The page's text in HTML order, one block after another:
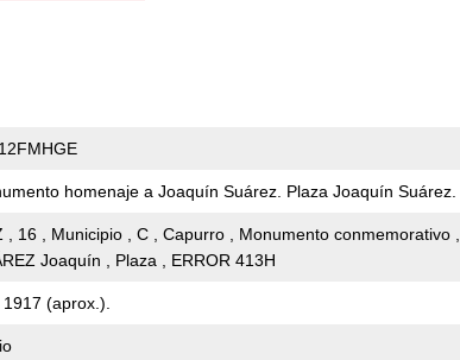
homenaje a Joaquín Suárez. Plaza Joaquín Suárez.
, 16 , Municipio , C , Capurro , Monumento conmemorativo ,
Joaquín , Plaza , ERROR 413H
1917 (aprox.).